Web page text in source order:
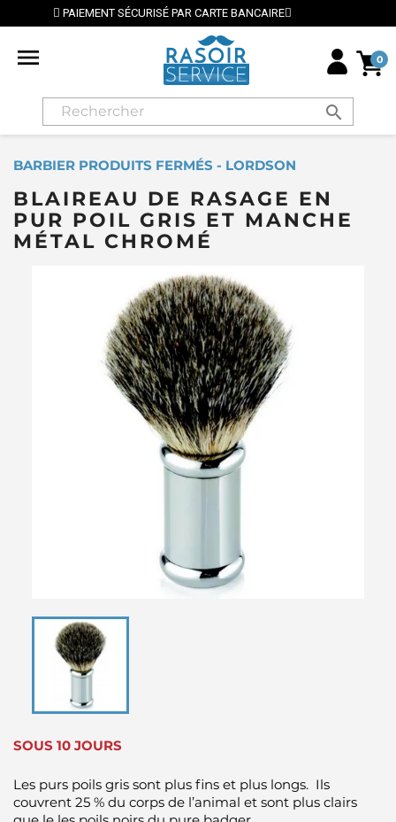
BANCAIRE ⭐ LIVRAISON GRATUITE EN FRANCE
 0
search
BARBIER PRODUITS FERMÉS - LORDSON
BLAIREAU DE RASAGE EN
PUR POIL GRIS ET MANCHE
MÉTAL CHROMÉ
SOUS 10 JOURS
Les purs poils gris sont plus fins et plus longs. Ils
couvrent 25 % du corps de l’animal et sont plus clairs